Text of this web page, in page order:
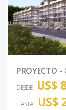
PROYECTO -
DESDE US$
HASTA US$